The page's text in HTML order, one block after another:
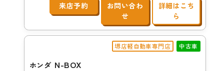
来店予約
お問い合わ
せ
詳細はこち
ら
堺店軽自動車専門店 中古車
ホンダ N-BOX